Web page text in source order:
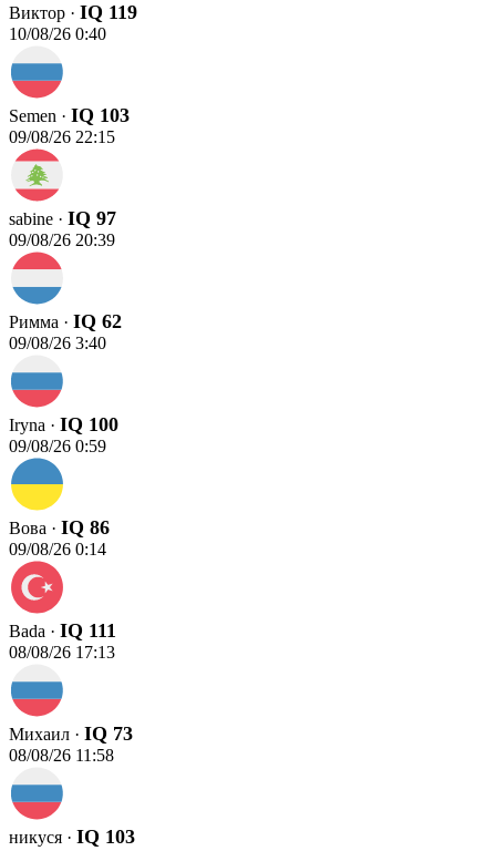
Виктор · IQ 119
10/08/26 0:40
Semen · IQ 103
09/08/26 22:15
sabine · IQ 97
09/08/26 20:39
Римма · IQ 62
09/08/26 3:40
Iryna · IQ 100
09/08/26 0:59
Вова · IQ 86
09/08/26 0:14
Bada · IQ 111
08/08/26 17:13
Михаил · IQ 73
08/08/26 11:58
никуся · IQ 103